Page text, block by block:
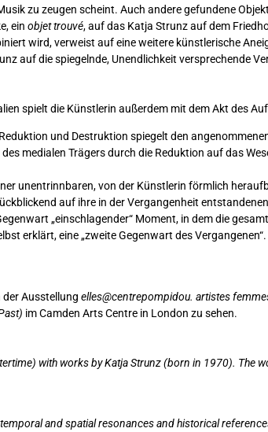
zu zeugen scheint. Auch andere gefundene
ein objet trouvé, auf das Katja Strunz auf dem
wird, verweist auf eine weitere künstlerische
auf die spiegelnde, Unendlichkeit versprechende
spielt die Künstlerin außerdem mit dem Akt des
und Destruktion spiegelt den
medialen Trägers durch die Reduktion auf das
unentrinnbaren, von der Künstlerin förmlich
auf ihre in der Vergangenheit
„einschlagender“ Moment, in dem die
erklärt, eine „zweite Gegenwart des Vergangenen“.
der Ausstellung elles@centrepompidou. artistes
im Camden Arts Centre in London zu sehen.
with works by Katja Strunz (born in 1970). The
and spatial resonances and historical